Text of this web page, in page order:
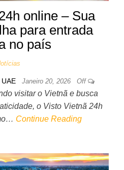
online – Sua
para entrada
no país
Janeiro 20, 2026 Off
visitar o Vietnã e busca
o Visto Vietnã 24h
Continue Reading